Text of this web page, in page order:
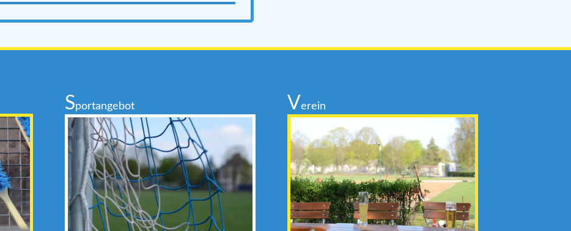
Sportangebot Verein